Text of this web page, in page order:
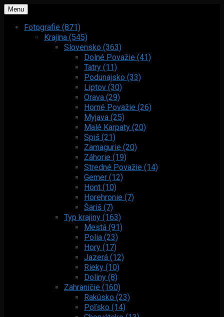
Menu
Fotografie (871)
Krajina (545)
Slovensko (363)
Dolné Považie (41)
Tatry (11)
Podunajsko (33)
Liptov (30)
Orava (29)
Horné Považie (26)
Myjava (25)
Malé Karpaty (20)
Spiš (21)
Zamagurie (20)
Záhorie (19)
Stredné Považie (14)
Gemer (12)
Hont (10)
Horehronie (7)
Šariš (7)
Typ krajiny (163)
Mestá (91)
Polia (23)
Hory (17)
Jazerá (12)
Rieky (10)
Doliny (8)
Zahraničie (160)
Rakúsko (23)
Poľsko (14)